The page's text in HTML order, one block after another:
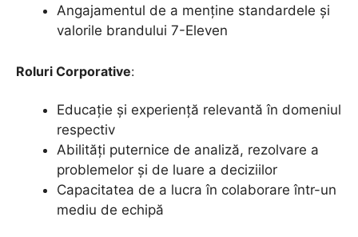
Angajamentul de a menține standardele și
valorile brandului 7-Eleven
Roluri Corporative:
Educație și experiență relevantă în domeniul
respectiv
Abilități puternice de analiză, rezolvare a
problemelor și de luare a deciziilor
Capacitatea de a lucra în colaborare într-un
mediu de echipă